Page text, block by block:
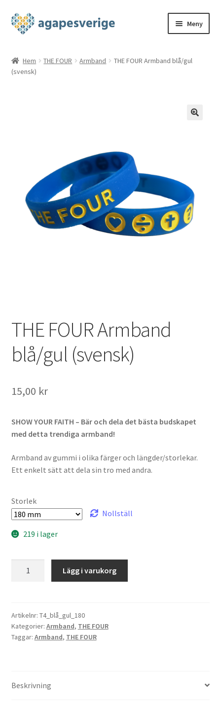
Hoppa
till
Hoppa
till
Meny
Blog
THE FOUR
Hem THE FOUR Armband
THE FOUR Armband blå/gul
(svensk)
THE FOUR Armband
blå/gul (svensk)
15,00 kr
SHOW YOUR FAITH – Bär och dela det bästa budskapet
med detta trendiga armband!
Armband av gummi i olika färger och längder/storlekar.
Ett enkelt sätt att dela sin tro med andra.
Storlek
Nollställ
219 i lager
(svensk)
mängd
Lägg i varukorg
Artikelnr: T4_blå_gul_180
Kategorier: Armband, THE FOUR
Taggar: Armband, THE FOUR
Beskrivning